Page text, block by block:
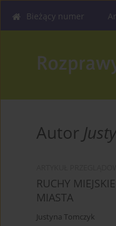
Bieżący numer
Autor
RUCHY
MIASTA
Justyna Tomczyk